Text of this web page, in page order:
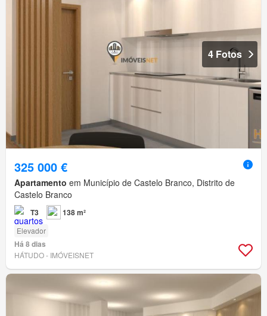
4 Fotos
325 000 €
Apartamento em Município de Castelo Branco, Distrito de
Castelo Branco
T3 138 m²
Elevador
Há 8 dias
HÁTUDO - IMÓVEISNET